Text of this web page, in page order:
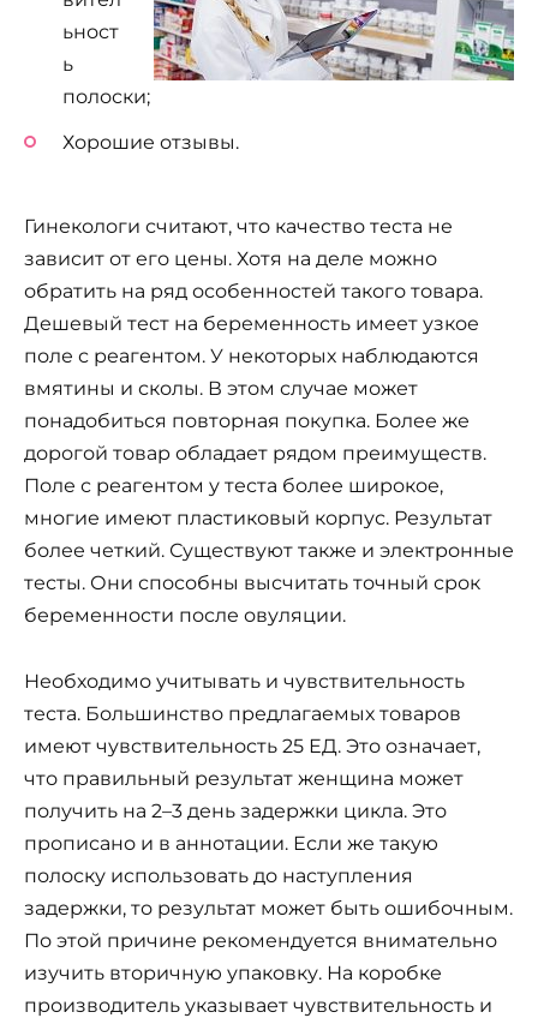
ьност
ь
полоски;
Хорошие отзывы.
Гинекологи считают, что качество теста не
зависит от его цены. Хотя на деле можно
обратить на ряд особенностей такого товара.
Дешевый тест на беременность имеет узкое
поле с реагентом. У некоторых наблюдаются
вмятины и сколы. В этом случае может
понадобиться повторная покупка. Более же
дорогой товар обладает рядом преимуществ.
Поле с реагентом у теста более широкое,
многие имеют пластиковый корпус. Результат
более четкий. Существуют также и электронные
тесты. Они способны высчитать точный срок
беременности после овуляции.
Необходимо учитывать и чувствительность
теста. Большинство предлагаемых товаров
имеют чувствительность 25 ЕД. Это означает,
что правильный результат женщина может
получить на 2–3 день задержки цикла. Это
прописано и в аннотации. Если же такую
полоску использовать до наступления
задержки, то результат может быть ошибочным.
По этой причине рекомендуется внимательно
изучить вторичную упаковку. На коробке
производитель указывает чувствительность и